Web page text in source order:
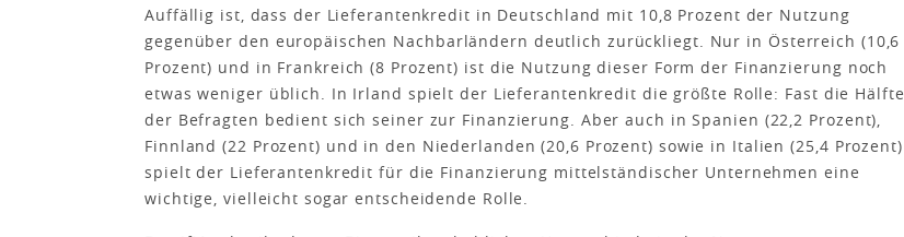
Auffällig ist, dass der Lieferantenkredit in Deutschland mit 10,8 Prozent der Nutzung
gegenüber den europäischen Nachbarländern deutlich zurückliegt. Nur in Österreich (10,6
Prozent) und in Frankreich (8 Prozent) ist die Nutzung dieser Form der Finanzierung noch
etwas weniger üblich. In Irland spielt der Lieferantenkredit die größte Rolle: Fast die Hälfte
der Befragten bedient sich seiner zur Finanzierung. Aber auch in Spanien (22,2 Prozent),
Finnland (22 Prozent) und in den Niederlanden (20,6 Prozent) sowie in Italien (25,4 Prozent)
spielt der Lieferantenkredit für die Finanzierung mittelständischer Unternehmen eine
wichtige, vielleicht sogar entscheidende Rolle.